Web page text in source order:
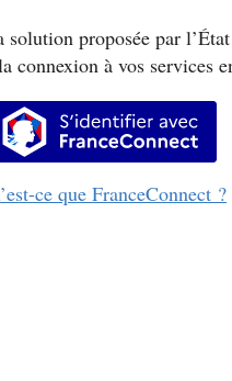
solution proposée par
connexion à vos services
S’identifier avec
ce que FranceConnect ?